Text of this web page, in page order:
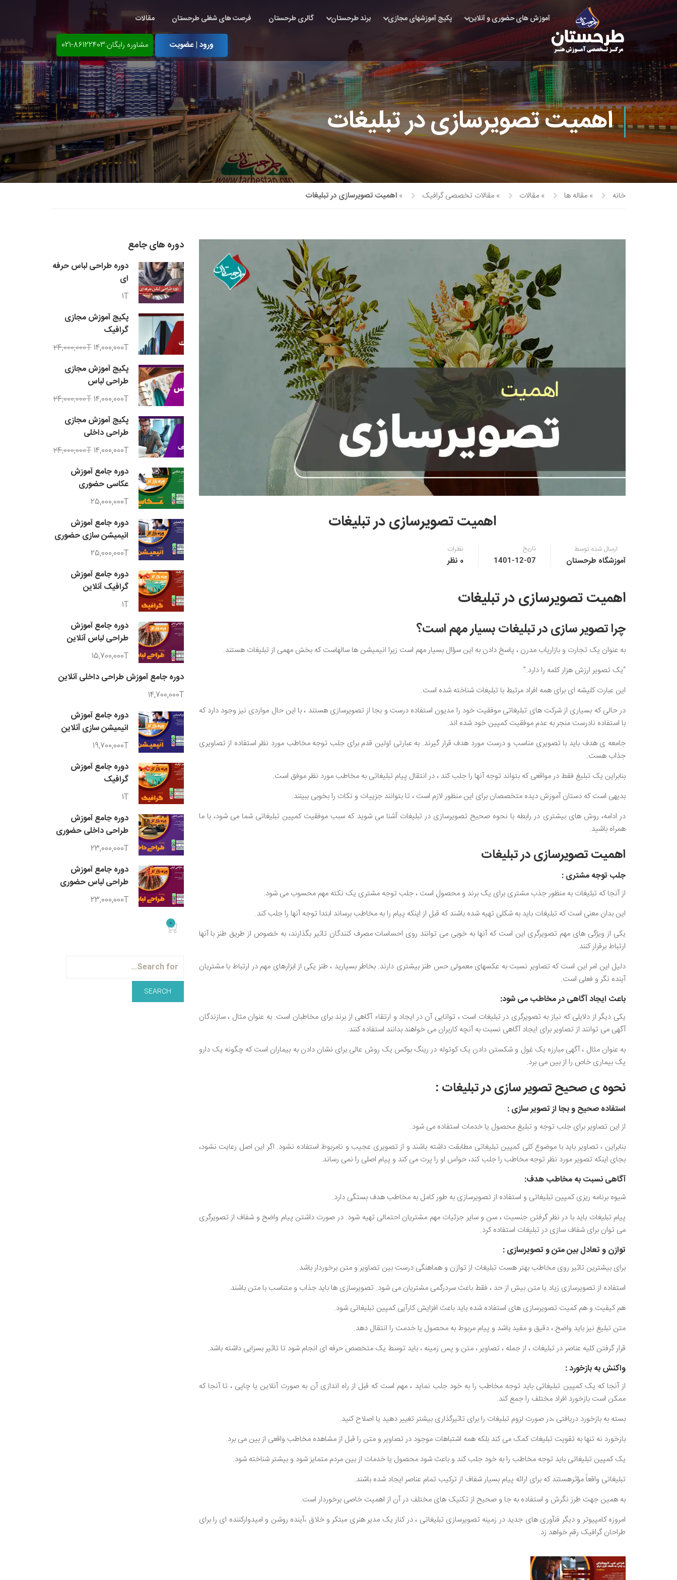
آموزش های حضوری و آنلاین پکیج آموزشهای مجازی برند طرحستان گالری طرحستان فرصت های شغلی طرحستان مقالات
ورود | عضویت مشاوره رایگان:86122403-021
اهمیت تصویرسازی در تبلیغات
خانه » مقاله ها » مقالات » مقالات تخصصی گرافیک » اهمیت تصویرسازی در تبلیغات
اهمیت تصویرسازی در تبلیغات
ارسال شده توسط
آموزشگاه طرحستان
تاریخ
1401-12-07
نظرات
0 نظر
اهمیت تصویرسازی در تبلیغات
چرا تصویر سازی در تبلیغات بسیار مهم است؟
به عنوان یک تجارت و بازاریاب مدرن ، پاسخ دادن به این سؤال بسیار مهم است زیرا انیمیشن ها سالهاست که بخش مهمی از تبلیغات هستند.
“یک تصویر ارزش هزار کلمه را دارد.”
این عبارت کلیشه ای برای همه افراد مرتبط با تبلیغات شناخته شده است.
در حالی که بسیاری از شرکت های تبلیغاتی موفقیت خود را مدیون استفاده درست و بجا از تصویرسازی هستند ، با این حال مواردی نیز وجود دارد که
با استفاده نادرست منجر به عدم موفقیت کمپین خود شده اند.
جامعه ی هدف باید با تصویری مناسب و درست مورد هدف قرار گیرند. به عبارتی اولین قدم برای جلب توجه مخاطب مورد نظر استفاده از تصاویری
جذاب هست.
بنابراین یک تبلیغ فقط در مواقعی که بتواند توجه آنها را جلب کند ، در انتقال پیام تبلیغاتی به مخاطب مورد نظر موفق است.
بدیهی است که دستان آموزش دیده متخصصان برای این منظور لازم است ، تا بتوانند جزییات و نکات را بخوبی ببینند.
در ادامه، روش های بیشتری در رابطه با نحوه صحیح تصویرسازی در تبلیغات آشنا می شوید که سبب موفقیت کمپین تبلیغاتی شما می شود، با ما
همراه باشید.
اهمیت تصویرسازی در تبلیغات
جلب توجه مشتری :
از آنجا که تبلیغات به منظور جذب مشتری برای یک برند و محصول است ، جلب توجه مشتری یک نکته مهم محسوب می شود.
این بدان معنی است که تبلیغات باید به شکلی تهیه شده باشند که قبل از اینکه پیام را به مخاطب برساند ابتدا توجه آنها را جلب کند.
یکی از ویژگی های مهم تصویرگری این است که آنها به خوبی می توانند روی احساسات مصرف کنندگان تاثیر بگذارند، به خصوص از طریق طنز با آنها
ارتباط برقرار کنند.
دلیل این امر این است که تصاویر نسبت به عکسهای معمولی حس طنز بیشتری دارند. بخاطر بسپارید ، طنز یکی از ابزارهای مهم در ارتباط با مشتریان
آینده نگر و فعلی است.
باعث ایجاد آگاهی در مخاطب می شود:
یکی دیگر از دلایلی که نیاز به تصویرگری در تبلیغات است ، توانایی آن در ایجاد و ارتقاء آگاهی از برند برای مخاطبان است. به عنوان مثال ، سازندگان
آگهی می توانند از تصاویر برای ایجاد آگاهی نسبت به آنچه کاربران می خواهند بدانند استفاده کنند.
به عنوان مثال ، آگهی مبارزه یک غول و شکستن دادن یک کوتوله در رینگ بوکس یک روش عالی برای نشان دادن به بیماران است که چگونه یک دارو
یک بیماری خاص را از بین می برد.
نحوه ی صحیح تصویر سازی در تبلیغات :
استفاده صحیح و بجا از تصویر سازی :
از این تصاویر برای جلب توجه و تبلیغ محصول یا خدمات استفاده می شود.
بنابراین ، تصاویر باید با موضوع کلی کمپین تبلیغاتی مطابقت داشته باشند و از تصویری عجیب و نامربوط استفاده نشود. اگر این اصل رعایت نشود،
بجای اینکه تصویر مورد نظر توجه مخاطب را جلب کند، حواس او را پرت می کند و پیام اصلی را نمی رساند.
آگاهی نسبت به مخاطب هدف:
شیوه برنامه ریزی کمپین تبلیغاتی و استفاده از تصویرسازی به طور کامل به مخاطب هدف بستگی دارد.
پیام تبلیغات باید با در نظر گرفتن جنسیت ، سن و سایر جزئیات مهم مشتریان احتمالی تهیه شود. در صورت داشتن پیام واضح و شفاف از تصویرگری
می توان برای شفاف سازی در تبلیغات استفاده کرد.
توازن و تعادل بین متن و تصویرسازی :
برای بیشترین تاثیر روی مخاطب بهتر هست تبلیغات از توازن و هماهنگی درست بین تصاویر و متن برخوردار باشد.
استفاده از تصویرسازی زیاد یا متن بیش از حد ، فقط باعث سردرگمی مشتریان می شود. تصویرسازی ها باید جذاب و متناسب با متن باشند.
هم کیفیت و هم کمیت تصویرسازی های استفاده شده باید باعث افزایش کارآیی کمپین تبلیغاتی شود.
متن تبلیغ نیز باید واضح ، دقیق و مفید باشد و پیام مربوط به محصول یا خدمت را انتقال دهد.
قرار گرفتن کلیه عناصر در تبلیغات ، از جمله ، تصاویر ، متن و پس زمینه ، باید توسط یک متخصص حرفه ای انجام شود تا تاثیر بسزایی داشته باشد.
واکنش به بازخورد :
از آنجا که یک کمپین تبلیغاتی باید توجه مخاطب را به خود جلب نماید ، مهم است که قبل از راه اندازی آن به صورت آنلاین یا چاپی ، تا آنجا که
ممکن است بازخورد افراد مختلف را جمع کند.
بسته به بازخورد دریافتی ،در صورت لزوم تبلیغات را برای تاثیرگذاری بیشتر تغییر دهید یا اصلاح کنید.
بازخورد نه تنها به تقویت تبلیغات کمک می کند بلکه همه اشتباهات موجود در تصاویر و متن را قبل از مشاهده مخاطب واقعی از بین می برد.
یک کمپین تبلیغاتی باید توجه مخاطب را به خود جلب کند و باعث شود محصول یا خدمات از بین مردم متمایز شود و بیشتر شناخته شود.
تبلیغاتی واقعاً مؤثرهستند که برای ارائه پیام بسیار شفاف از ترکیب تمام عناصر ایجاد شده باشند.
به همین جهت طرز نگرش و استفاده به جا و صحیح از تکنیک های مختلف در آن از اهمیت خاصی برخوردار است.
امروزه کامپیوتر و دیگر فنآوری های جدید در زمینه تصویرسازی تبلیغاتی ، در کنار یک مدیر هنری مبتکر و خلاق ،آینده روشن و امیدوارکننده ای را برای
طراحان گرافیک رقم خواهد زد.
دوره های جامع
دوره طراحی لباس حرفه
ای
1T
پکیج آموزش مجازی
گرافیک
24,000,000T14,000,000T
پکیج آموزش مجازی
طراحی لباس
24,000,000T14,000,000T
پکیج آموزش مجازی
طراحی داخلی
24,000,000T14,000,000T
دوره جامع آموزش
عکاسی حضوری
25,000,000T
دوره جامع آموزش
انیمیشن سازی حضوری
25,000,000T
دوره جامع آموزش
گرافیک آنلاین
1T
دوره جامع آموزش
طراحی لباس آنلاین
15,700,000T
دوره جامع آموزش طراحی داخلی آنلاین
14,700,000T
دوره جامع آموزش
انیمیشن سازی آنلاین
19,700,000T
دوره جامع آموزش
گرافیک
1T
دوره جامع آموزش
طراحی داخلی حضوری
23,000,000T
دوره جامع آموزش
طراحی لباس حضوری
23,000,000T
0